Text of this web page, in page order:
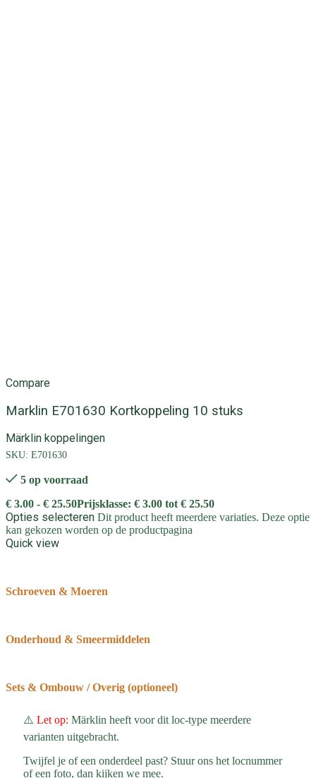
Compare
Marklin E701630 Kortkoppeling 10 stuks
Märklin koppelingen
SKU: E701630
5 op voorraad
€ 3.00 - € 25.50Prijsklasse: € 3.00 tot € 25.50
Opties selecteren Dit product heeft meerdere variaties. Deze optie
kan gekozen worden op de productpagina
Quick view
Schroeven & Moeren
Onderhoud & Smeermiddelen
Sets & Ombouw / Overig (optioneel)
⚠️ Let op: Märklin heeft voor dit loc-type meerdere
varianten uitgebracht.
Twijfel je of een onderdeel past? Stuur ons het locnummer
of een foto, dan kijken we mee.